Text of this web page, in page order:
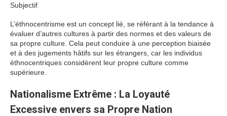
Subjectif
L’éthnocentrisme est un concept lié, se référant à la tendance à
évaluer d’autres cultures à partir des normes et des valeurs de
sa propre culture. Cela peut conduire à une perception biaisée
et à des jugements hâtifs sur les étrangers, car les individus
éthnocentriques considèrent leur propre culture comme
supérieure.
Nationalisme Extrême : La Loyauté
Excessive envers sa Propre Nation